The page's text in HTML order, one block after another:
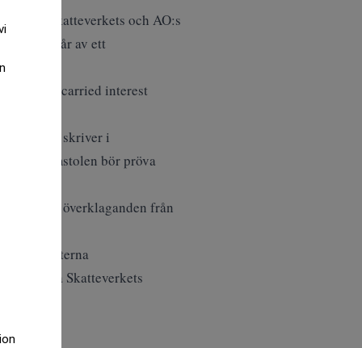
med Skatteverkets och AO:s
framgår av ett
skall carried interest
domar oc skriver i
bör pröva
på överklaganden från
motparterna
på Skatteverkets